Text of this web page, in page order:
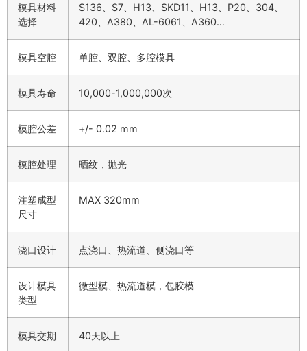
模具材料
选择
S136、S7、H13、SKD11、H13、P20、304、
420、A380、AL-6061、A360…
模具空腔 单腔、双腔、多腔模具
模具寿命 10,000-1,000,000次
模腔公差 +/- 0.02 mm
模腔处理 晒纹，抛光
注塑成型
尺寸
MAX 320mm
浇口设计 点浇口、热流道、侧浇口等
设计模具
类型
微型模、热流道模，包胶模
模具交期 40天以上